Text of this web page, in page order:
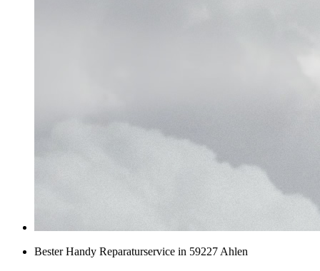
Bester Handy Reparaturservice in 59227 Ahlen